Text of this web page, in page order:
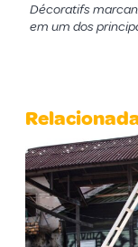
Décoratifs
em um dos